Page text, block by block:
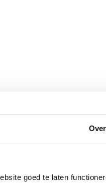
Over
goed te laten
en tag @megadumpnl.
je mee?